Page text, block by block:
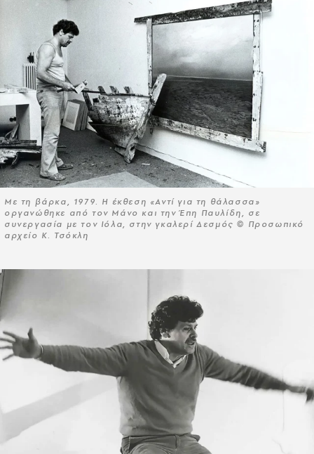
Με τη βάρκα, 1979. Η έκθεση «Αντί για τη θάλασσα»
οργανώθηκε από τον Μάνο και την Έπη Παυλίδη, σε
συνεργασία με τον Ιόλα, στην γκαλερί Δεσμός © Προσωπικό
αρχείο Κ. Τσόκλη